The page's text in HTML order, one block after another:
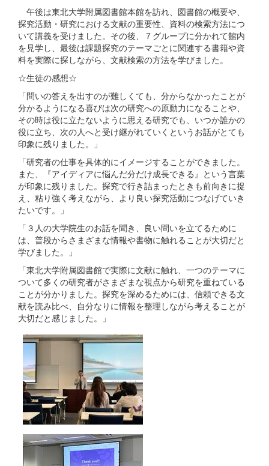
午後は東北大学附属図書館本館を訪れ、図書館の概要や、
探究活動・研究における文献の重要性、資料の検索方法につ
いて講義を受けました。その後、７グループに分かれて館内
を見学し、最後は課題探究のテーマごとに関連する書籍や資
料を実際に探しながら、文献検索の方法を学びました。
☆生徒の感想☆
「問いの答えを出すのが難しくても、分からなかったことが
分かるようになる喜びは次の研究への原動力になることや、
その時は役に立たないように思える研究でも、いつか誰かの
役に立ち、次の人へと受け継がれていくというお話がとても
印象に残りました。」
「研究者の仕事を具体的にイメージすることができました。
また、『アイディアに悩んだ分だけ成長できる』という言葉
が印象に残りました。探究で行き詰まったときも前向きに捉
え、粘り強く考えながら、より良い探究活動につなげていき
たいです。」
「３人の大学院生のお話を聞き、良い問いを立てるために
は、普段からさまざまな情報や書物に触れることが大切だと
学びました。」
「東北大学附属図書館で実際に文献に触れ、一つのテーマに
ついて多くの研究者がさまざまな視点から研究を重ねている
ことが分かりました。探究を深めるためには、信頼できる文
献を読み比べ、自分なりに情報を整理しながら考えることが
大切だと感じました。」